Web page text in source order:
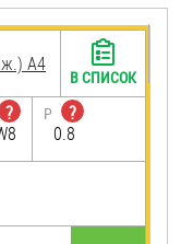
A4
?
P
?
0.8
В СПИСОК